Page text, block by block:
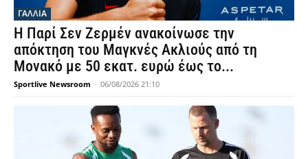
ΓΑΛΛΙΑ
Η Παρί Σεν Ζερμέν ανακοίνωσε την
απόκτηση του Μαγκνές Ακλιούς από τη
Μονακό με 50 εκατ. ευρώ έως το...
Sportlive Newsroom - 06/08/2026 21:10